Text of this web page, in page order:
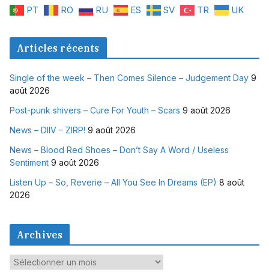
PT
RO RU ES SV TR UK
Articles récents
Single of the week – Then Comes Silence – Judgement Day 9
août 2026
Post-punk shivers – Cure For Youth – Scars 9 août 2026
News – DIIV – ZIRP! 9 août 2026
News – Blood Red Shoes – Don’t Say A Word / Useless
Sentiment 9 août 2026
Listen Up – So, Reverie – All You See In Dreams (EP) 8 août
2026
Archives
A